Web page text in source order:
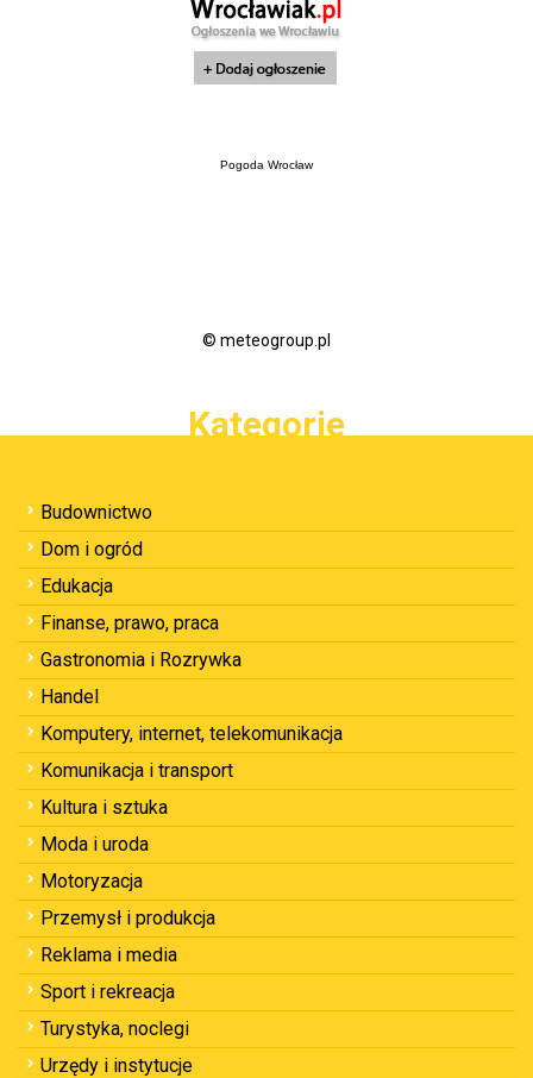
Pogoda Wrocław
© meteogroup.pl
Kategorie
Budownictwo
Dom i ogród
Edukacja
Finanse, prawo, praca
Gastronomia i Rozrywka
Handel
Komputery, internet, telekomunikacja
Komunikacja i transport
Kultura i sztuka
Moda i uroda
Motoryzacja
Przemysł i produkcja
Reklama i media
Sport i rekreacja
Turystyka, noclegi
Urzędy i instytucje